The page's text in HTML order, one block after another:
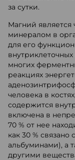
за сутки.
Магний является
минералом в
для его
многих
реакциях
человека в
содержится
включена в
70 % от нее
как 30 %
альбуминами), а
другими